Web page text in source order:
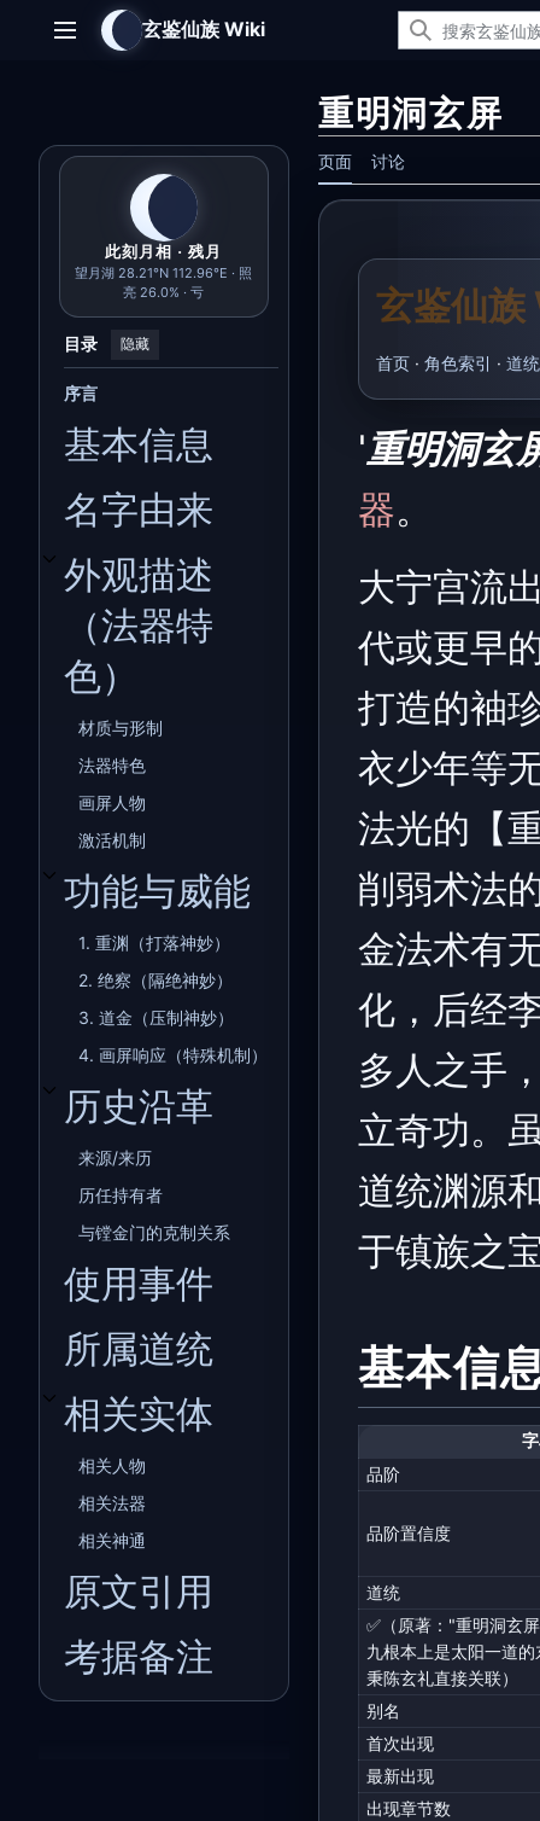
主菜单 玄鉴仙族 Wiki
此刻月相 · 残月
望月湖 28.21°N 112.96°E · 照
亮 26.0% · 亏
目录 隐藏
序言
基本信息
名字由来
外观描述
（法器特
色）
开关外观描述（法器特色）子章节
材质与形制
法器特色
画屏人物
激活机制
功能与威能
开关功能与威能子章节
1. 重渊（打落神妙）
2. 绝察（隔绝神妙）
3. 道金（压制神妙）
4. 画屏响应（特殊机制）
历史沿革
开关历史沿革子章节
来源/来历
历任持有者
与镗金门的克制关系
使用事件
所属道统
相关实体
开关相关实体子章节
相关人物
相关法器
相关神通
原文引用
考据备注
重明洞玄屏
页面 讨论
玄鉴仙
首页 · 角色索引 · 道
'重明洞玄
器。
大宁宫流
代或更早
打造的袖
衣少年等
法光的【
削弱术法
金法术有
化，后经
多人之手
立奇功。
道统渊源
于镇族之
基本信
品阶
品阶置信度
道统
✅（原著："重明洞玄
九根本上是太阳一道
秉陈玄礼直接关联）
别名
首次出现
最新出现
出现章节数